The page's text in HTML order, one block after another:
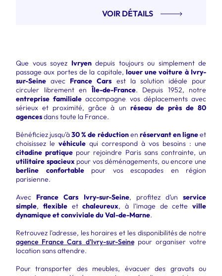
VOIR DÉTAILS
Que vous soyez Ivryendepuis toujours ou simplement de
passage aux portes de la capitale, louer une voiture à Ivry-
sur-Seine avec France Cars est la solution idéale pour
circuler librement enÎle-de-France. Depuis 1952, notre
entreprise familiale accompagne vos déplacements avec
sérieux et proximité, grâce à un réseau de près de 80
agencesdans toute la France.
Bénéficiez jusqu’à30 % de réductionen réservant en ligneet
choisissez le véhicule qui correspond à vos besoins : une
citadine pratique pour rejoindre Paris sans contrainte, un
utilitaire spacieuxpour vos déménagements, ou encore une
berline confortablepour vos escapades en région
parisienne.
Avec France Cars Ivry-sur-Seine, profitez d’unservice
simple, flexibleetchaleureux, à l’image de cette ville
dynamique et conviviale du Val-de-Marne.
Retrouvez l'adresse, les horaires et les disponibilités de notre
agence France Cars d'Ivry-sur-Seinepour organiser votre
location sans attendre.
Pour transporter des meubles, évacuer des gravats ou